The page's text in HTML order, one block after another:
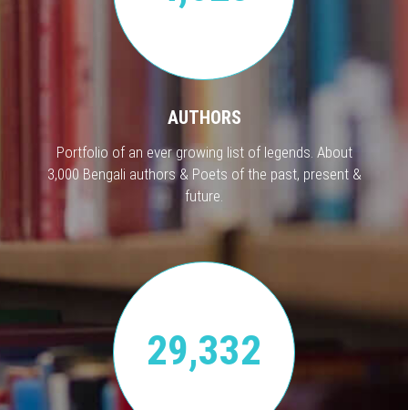
AUTHORS
Portfolio of an ever growing list of legends. About
3,000 Bengali authors & Poets of the past, present &
future.
29,332